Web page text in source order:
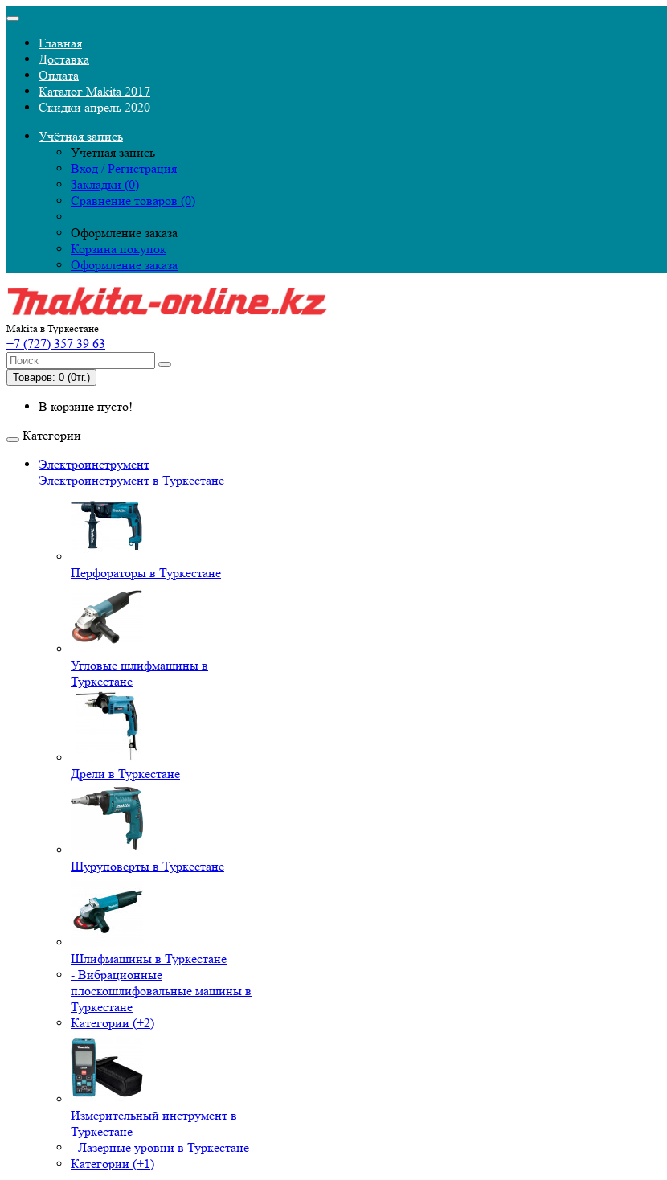
Главная
Доставка
Оплата
Каталог Makita 2017
Скидки апрель 2020
Учётная запись
Учётная запись
Вход / Регистрация
Закладки (0)
Сравнение товаров (0)
Оформление заказа
Корзина покупок
Оформление заказа
Makita в Туркестане
+7 (727) 357 39 63
Товаров: 0 (0тг.)
В корзине пусто!
Категории
Электроинструмент
Электроинструмент в Туркестане
Перфораторы в Туркестане
Угловые шлифмашины в
Туркестане
Дрели в Туркестане
Шуруповерты в Туркестане
Шлифмашины в Туркестане
- Вибрационные
плоскошлифовальные машины в
Туркестане
Категории (+2)
Измерительный инструмент в
Туркестане
- Лазерные уровни в Туркестане
Категории (+1)